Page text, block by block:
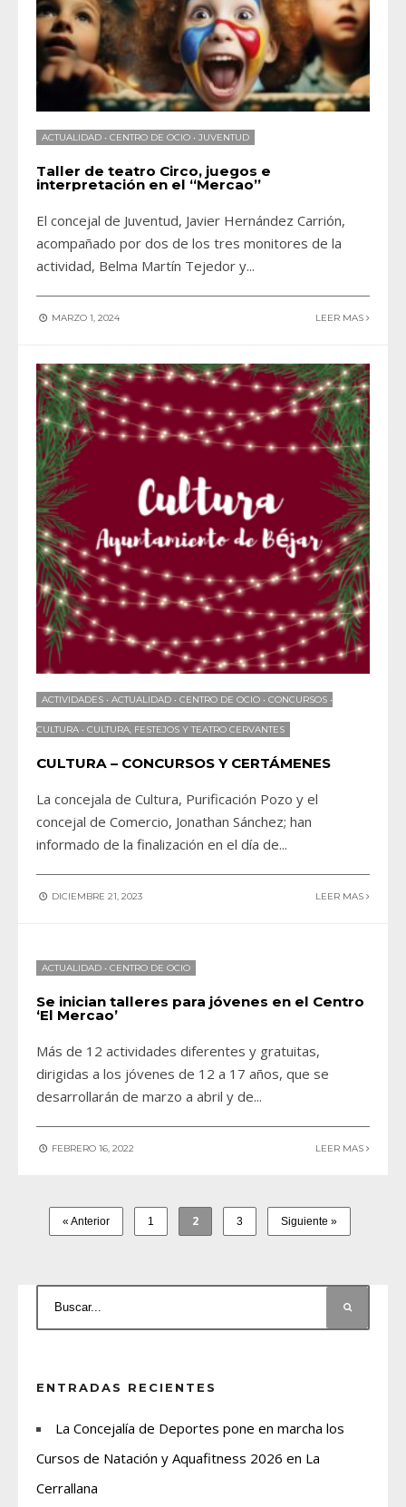
ACTUALIDAD • CENTRO DE OCIO • JUVENTUD
Taller de teatro Circo, juegos e
interpretación en el “Mercao”
El concejal de Juventud, Javier Hernández Carrión,
acompañado por dos de los tres monitores de la
actividad, Belma Martín Tejedor y...
MARZO 1, 2024 LEER MAS
ACTIVIDADES • ACTUALIDAD • CENTRO DE OCIO • CONCURSOS •
CULTURA • CULTURA, FESTEJOS Y TEATRO CERVANTES
CULTURA – CONCURSOS Y CERTÁMENES
La concejala de Cultura, Purificación Pozo y el
concejal de Comercio, Jonathan Sánchez; han
informado de la finalización en el día de...
DICIEMBRE 21, 2023 LEER MAS
ACTUALIDAD • CENTRO DE OCIO
Se inician talleres para jóvenes en el Centro
‘El Mercao’
Más de 12 actividades diferentes y gratuitas,
dirigidas a los jóvenes de 12 a 17 años, que se
desarrollarán de marzo a abril y de...
FEBRERO 16, 2022 LEER MAS
« Anterior 1 2 3 Siguiente »
ENTRADAS RECIENTES
La Concejalía de Deportes pone en marcha los
Cursos de Natación y Aquafitness 2026 en La
Cerrallana